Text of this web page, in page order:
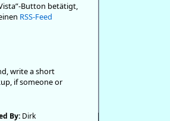
Button betätigt,
RSS-Feed
write a short
if someone or
By: Dirk